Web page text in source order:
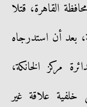
القاهرة، قتلا
"محمد ع خ"، 35 سنة، بعد أن استدرجاه
مركز الخانكة،
علاقة غير